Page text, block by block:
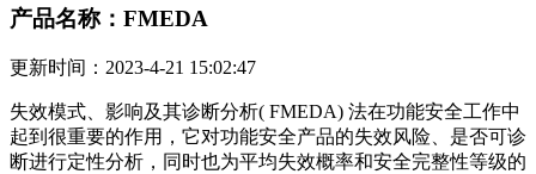
产品名称：FMEDA
更新时间：2023-4-21 15:02:47
失效模式、影响及其诊断分析( FMEDA) 法在功能安全工作中
起到很重要的作用，它对功能安全产品的失效风险、是否可诊
断进行定性分析，同时也为平均失效概率和安全完整性等级的